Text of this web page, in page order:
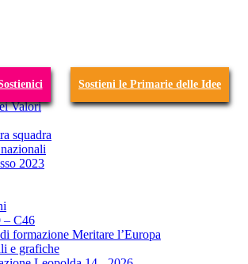
Sostieni le Primarie delle Idee
Valori
squadra
2023
– C46
formazione Meritare l’Europa
e grafiche